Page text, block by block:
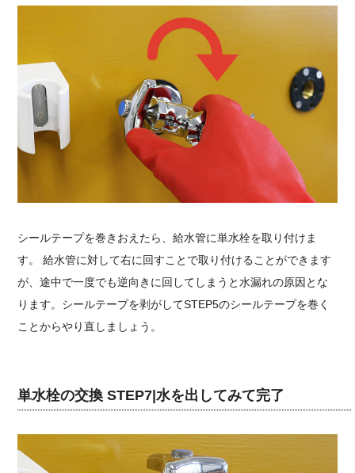
シールテープを巻きおえたら、給水管に単水栓を取り付けま
す。 給水管に対して右に回すことで取り付けることができます
が、途中で一度でも逆向きに回してしまうと水漏れの原因とな
ります。シールテープを剥がしてSTEP5のシールテープを巻く
ことからやり直しましょう。
単水栓の交換 STEP7|水を出してみて完了